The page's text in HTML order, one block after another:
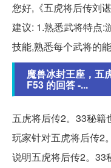
您好,《五虎将后传刘
建议: 1.熟悉武将特点:
技能,熟悉每个武将的
魔兽冰封王座，五
F53 的回答 -...
五虎将后传2。33秘籍
玩家针对五虎将后传2
说明五虎将后传2。33